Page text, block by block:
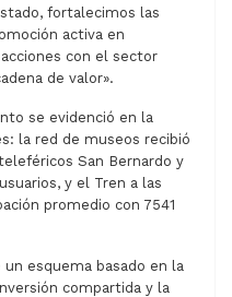
fortalecimos las
activa en
con el sector
de valor».
se evidenció en la
la red de museos recibió
San Bernardo y
y el Tren a las
promedio con 7541
esquema basado en la
compartida y la